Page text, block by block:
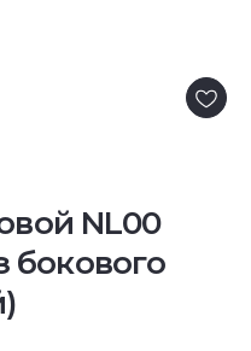
NL00
бокового